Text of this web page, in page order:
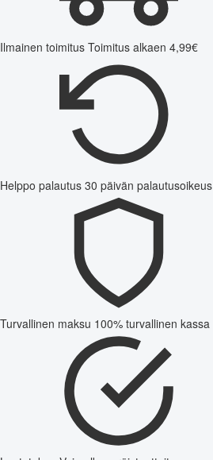
Ilmainen toimitus Toimitus alkaen 4,99€
Helppo palautus 30 päivän palautusoikeus
Turvallinen maksu 100% turvallinen kassa